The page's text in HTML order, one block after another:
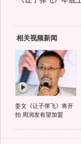
相关视频新闻
姜文《让子弹飞》将开
拍 周润发有望加盟